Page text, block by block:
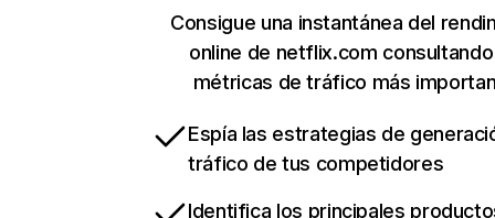
Consigue una instantánea del
online de netflix.com
métricas de tráfico más
Espía las estrategias de
tráfico de tus competidores
Identifica los principales